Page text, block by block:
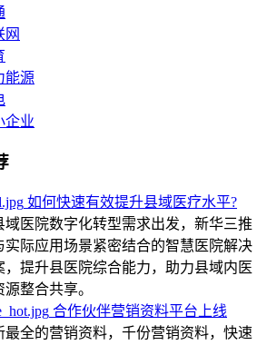
网
能源
企业
如何快速有效提升县域医疗水平?
域医院数字化转型需求出发，新华三推
实际应用场景紧密结合的智慧医院解决
，提升县医院综合能力，助力县域内医
源整合共享。
合作伙伴营销资料平台上线
最全的营销资料，千份营销资料，快速